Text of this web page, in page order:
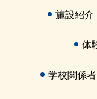
施設紹介
体
学校関係